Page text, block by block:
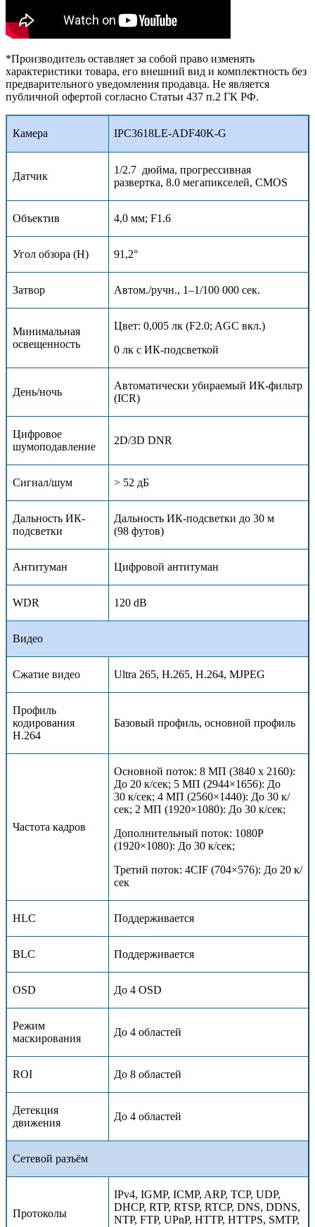
*Производитель оставляет за собой право изменять
характеристики товара, его внешний вид и комплектность без
предварительного уведомления продавца. Не является
публичной офертой согласно Статьи 437 п.2 ГК РФ.
Камера IPC3618LE-ADF40K-G
Датчик
1/2.7 дюйма, прогрессивная
развертка, 8.0 мегапикселей, CMOS
Объектив 4,0 мм; F1.6
Угол обзора (H) 91 ,2°
Затвор Автом./ручн., 1–1/100 000 сек.
Минимальная
освещенность
Цвет: 0,005 лк (F2.0; AGC вкл.)
0 лк с ИК-подсветкой
День/ночь
Автоматически убираемый ИК-фильтр
(ICR)
Цифровое
шумоподавление
2D/3D DNR
Сигнал/шум > 52 дБ
Дальность ИК-
подсветки
Дальность ИК-подсветки до 30 м
(98 футов)
Антитуман Цифровой антитуман
WDR 120 dB
Видео
Сжатие видео Ultra 265, H.265, H.264, MJPEG
Профиль
кодирования
H.264
Базовый профиль, основной профиль
Частота кадров
Основной поток: 8 МП (3840 х 2160):
До 20 к/сек; 5 МП (2944×1656): До
30 к/сек; 4 МП (2560×1440): До 30 к/
сек; 2 МП (1920×1080): До 30 к/сек;
Дополнительный поток: 1080P
(1920×1080): До 30 к/сек;
Третий поток: 4CIF (704×576): До 20 к/
сек
HLC Поддерживается
BLC Поддерживается
OSD До4 OSD
Режим
маскирования
До4 областей
ROI До8 областей
Детекция
движения
До 4 областей
Сетевой разъём
Протоколы
IPv4, IGMP, ICMP, ARP, TCP, UDP,
DHCP, RTP, RTSP, RTCP, DNS, DDNS,
NTP, FTP, UPnP, HTTP, HTTPS, SMTP,